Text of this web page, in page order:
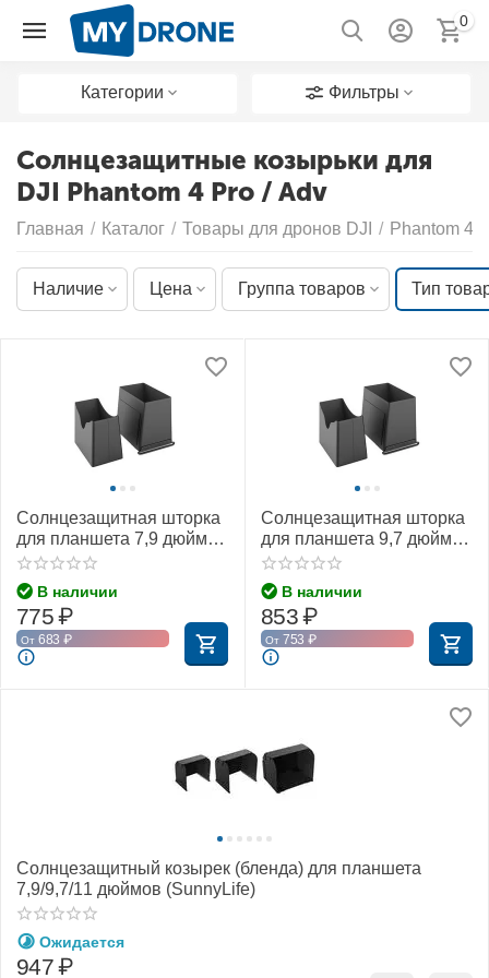
0
Категории Фильтры
Солнцезащитные козырьки для
DJI Phantom 4 Pro / Adv
Главная / Каталог / Товары для дронов DJI / Phantom 4
Наличие Цена Группа товаров Тип
Солнцезащитная шторка
для планшета 7,9 дюйма
(PGYTECH P-GM-102)
В наличии
775₽
От 683 ₽
Солнцезащитная шторка
для планшета 9,7 дюйма
(PGYTECH P-GM-103)
В наличии
853₽
От 753 ₽
Солнцезащитный козырек (бленда) для планшета
7,9/9,7/11 дюймов (SunnyLife)
Ожидается
947₽